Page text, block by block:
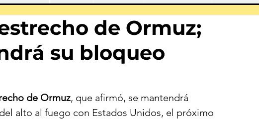
de Ormuz;
su bloqueo
de Ormuz, que afirmó, se mantendrá
alto al fuego con Estados Unidos, el próximo